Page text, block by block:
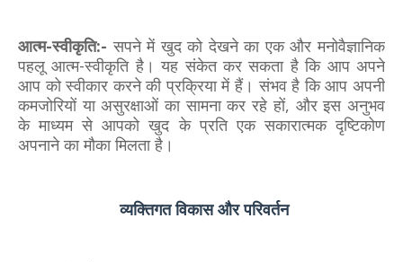
आत्म-स्वीकृति:-सपने में खुद को देखने का एक और मनोवैज्ञानिक
पहलू आत्म-स्वीकृति है। यह संकेत कर सकता है कि आप अपने
आप को स्वीकार करने की प्रक्रिया में हैं। संभव है कि आप अपनी
कमजोरियों या असुरक्षाओं का सामना कर रहे हों, और इस अनुभव
के माध्यम से आपको खुद के प्रति एक सकारात्मक दृष्टिकोण
अपनाने का मौका मिलता है।
व्यक्तिगत विकास और परिवर्तन